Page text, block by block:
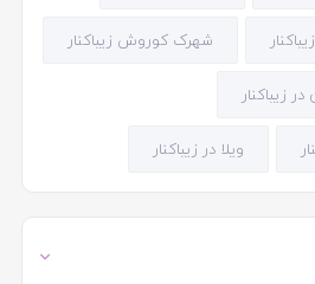
شهرک کوروش زیباکنار
زیباکنار
ویلا در زیباکنار